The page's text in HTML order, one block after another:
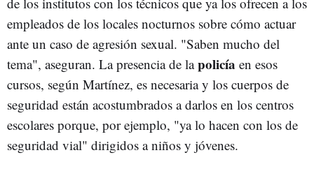
empleados de los locales nocturnos sobre cómo actuar
ante un caso de agresión sexual. "Saben mucho del
tema", aseguran. La presencia de lapolicía en esos
cursos, según Martínez, es necesaria y los cuerpos de
seguridad están acostumbrados a darlos en los centros
escolares porque, por ejemplo, "ya lo hacen con los de
seguridad vial" dirigidos a niños y jóvenes.